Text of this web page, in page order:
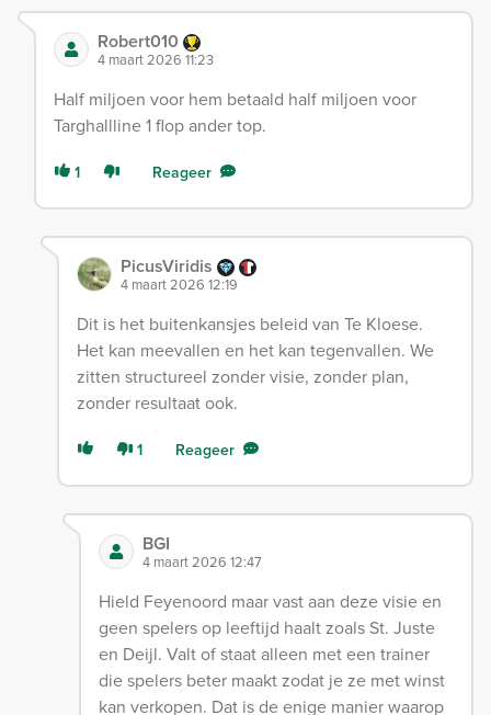
Robert010
4 maart 2026 11:23
Half miljoen voor hem betaald half miljoen voor
Targhallline 1 flop ander top.
1 Reageer
PicusViridis
4 maart 2026 12:19
Dit is het buitenkansjes beleid van Te Kloese.
Het kan meevallen en het kan tegenvallen. We
zitten structureel zonder visie, zonder plan,
zonder resultaat ook.
1 Reageer
BGI
4 maart 2026 12:47
Hield Feyenoord maar vast aan deze visie en
geen spelers op leeftijd haalt zoals St. Juste
en Deijl. Valt of staat alleen met een trainer
die spelers beter maakt zodat je ze met winst
kan verkopen. Dat is de enige manier waarop